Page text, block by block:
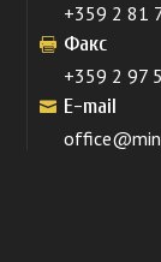
+359 2 81
Факс
+359 2 97
E-mail